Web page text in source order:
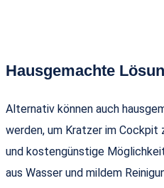
Hausgemachte
Alternativ können auch
werden, um Kratzer im Cockpit
und kostengünstige
aus Wasser und mildem